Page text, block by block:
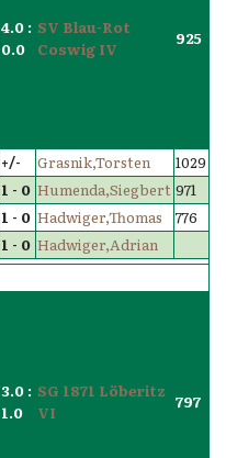
4.0 :
0.0
SV Blau-Rot
Coswig IV
925
+/- Grasnik,Torsten
1029
1 - 0 Humenda,Siegbert 971
1 - 0 Hadwiger,Thomas
776
1 - 0 Hadwiger,Adrian
3.0 :
1.0
SG 1871 Löberitz
VI
797